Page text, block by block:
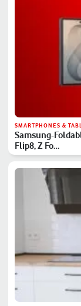
SMARTPHONES &
Samsung-
Flip8, Z Fo…